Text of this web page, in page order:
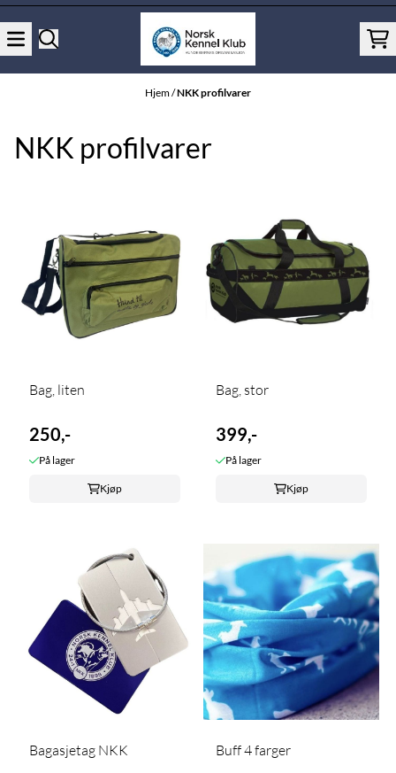
Hjem/NKK profilvarer
NKK profilvarer
Bag, liten
250,-
På lager
Kjøp
Bag, stor
399,-
På lager
Kjøp
Bagasjetag NKK Buff 4 farger